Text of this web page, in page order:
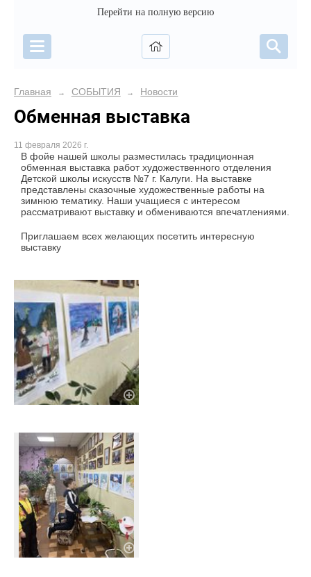
Перейти на полную версию
Главная → СОБЫТИЯ → Новости
Обменная выставка
11 февраля 2026 г.
В фойе нашей школы разместилась традиционная
обменная выставка работ художественного отделения
Детской школы искусств №7 г. Калуги. На выставке
представлены сказочные художественные работы на
зимнюю тематику. Наши учащиеся с интересом
рассматривают выставку и обмениваются впечатлениями.
Приглашаем всех желающих посетить интересную
выставку